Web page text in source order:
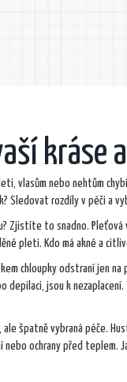
kráse
vlasům nebo nehtům
Sledovat rozdíly v péči a
to snadno. Pleťová
pleti. Kdo má akné a
chloupky odstraní jen na
depilaci, jsou k
špatně vybraná péče.
ochrany před teplem.